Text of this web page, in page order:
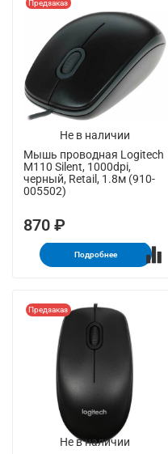
Не в наличии
Предзаказ
Мышь проводная Logitech
M110 Silent, 1000dpi,
черный, Retail, 1.8м (910-
005502)
870 ₽
Подробнее
Не в наличии
Предзаказ